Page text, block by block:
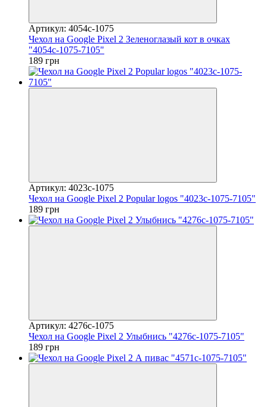
Артикул: 4054c-1075
Чехол на Google Pixel 2 Зеленоглазый кот в очках
"4054c-1075-7105"
189 грн
Артикул: 4023c-1075
Чехол на Google Pixel 2 Popular logos "4023c-1075-7105"
189 грн
Артикул: 4276c-1075
Чехол на Google Pixel 2 Улыбнись "4276c-1075-7105"
189 грн